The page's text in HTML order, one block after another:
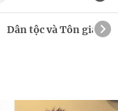
Dân tộc và Tôn giáo